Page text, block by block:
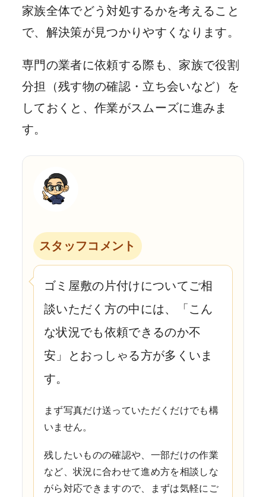
家族全体でどう対処するかを考えること
で、解決策が見つかりやすくなります。
専門の業者に依頼する際も、家族で役割
分担（残す物の確認・立ち会いなど）を
しておくと、作業がスムーズに進みま
す。
スタッフコメント
ゴミ屋敷の片付けについてご相
談いただく方の中には、「こん
な状況でも依頼できるのか不
安」とおっしゃる方が多くいま
す。
まず写真だけ送っていただくだけでも構
いません。
残したいものの確認や、一部だけの作業
など、状況に合わせて進め方を相談しな
がら対応できますので、まずは気軽にご